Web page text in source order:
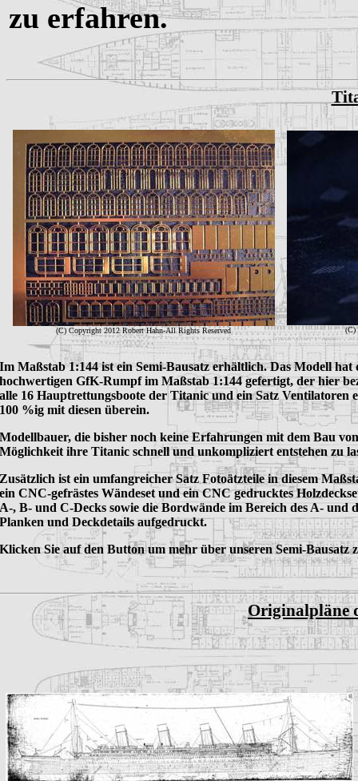
zu erfahren.
(C) Copyright 2012 Robert Hahn-All Rights Reserved (C)
Im Maßstab 1:144 ist ein Semi-Bausatz erhältlich. Das Modell
hochwertigen GfK-Rumpf im Maßstab 1:144 gefertigt, der hier
alle 16 Hauptrettungsboote der Titanic und ein Satz
100 %ig mit diesen überein.
Modellbauer, die bisher noch keine Erfahrungen mit dem Bau
Möglichkeit ihre Titanic schnell und unkompliziert entstehen zu
Zusätzlich ist ein umfangreicher Satz Fotoätzteile in diesem
ein CNC-gefrästes Wändeset und ein CNC gedrucktes
A-, B- und C-Decks sowie die Bordwände im Bereich des A- und
Planken und Deckdetails aufgedruckt.
Klicken Sie auf den Button um mehr über unseren Semi-Bausatz
Originalpläne